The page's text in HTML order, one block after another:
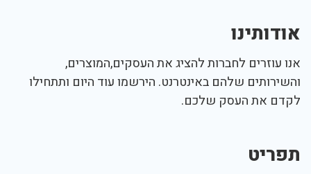
אודותינו
אנו עוזרים לחברות להציג את העסקים,המוצרים,
והשירותים שלהם באינטרנט. הירשמו עוד היום ותתחילו
לקדם את העסק שלכם.
תפריט